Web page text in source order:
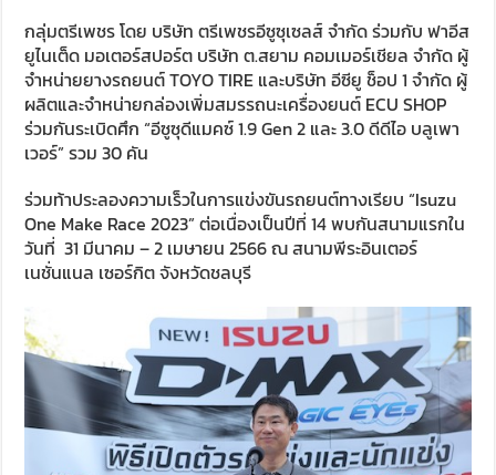
กลุ่มตรีเพชร โดย บริษัท ตรีเพชรอีซูซุเซลส์ จำกัด ร่วมกับ ฟาอีส
ยูไนเต็ด มอเตอร์สปอร์ต บริษัท ต.สยาม คอมเมอร์เชียล จำกัด ผู้
จำหน่ายยางรถยนต์ TOYO TIRE และบริษัท อีซียู ช็อป 1 จำกัด ผู้
ผลิตและจำหน่ายกล่องเพิ่มสมรรถนะเครื่องยนต์ ECU SHOP
ร่วมกันระเบิดศึก “อีซูซุดีแมคซ์ 1.9 Gen 2 และ 3.0 ดีดีไอ บลูเพา
เวอร์” รวม 30 คัน
ร่วมท้าประลองความเร็วในการแข่งขันรถยนต์ทางเรียบ “Isuzu
One Make Race 2023” ต่อเนื่องเป็นปีที่ 14 พบกันสนามแรกใน
วันที่ 31 มีนาคม – 2 เมษายน 2566 ณ สนามพีระอินเตอร์
เนชั่นแนล เซอร์กิต จังหวัดชลบุรี